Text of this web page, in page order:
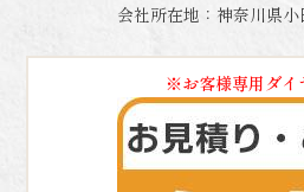
会社所在地：神奈川県小
※お客様専用ダイ